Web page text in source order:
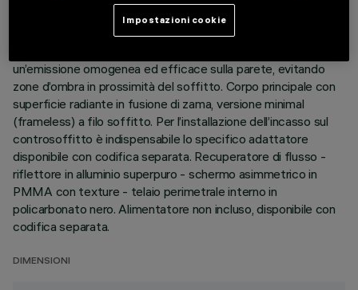
LED, specializzato per illuminazione verticale delle pareti.
Nonostante le dimensioni extra-compatte del prodotto, la
un’emissione omogenea ed efficace sulla parete, evitando
zone d’ombra in prossimità del soffitto. Corpo principale con
superficie radiante in fusione di zama, versione minimal
(frameless) a filo soffitto. Per l’installazione dell’incasso sul
controsoffitto è indispensabile lo specifico adattatore
disponibile con codifica separata. Recuperatore di flusso -
riflettore in alluminio superpuro - schermo asimmetrico in
PMMA con texture - telaio perimetrale interno in
policarbonato nero. Alimentatore non incluso, disponibile con
codifica separata.
DIMENSIONI
Impostazioni cookie